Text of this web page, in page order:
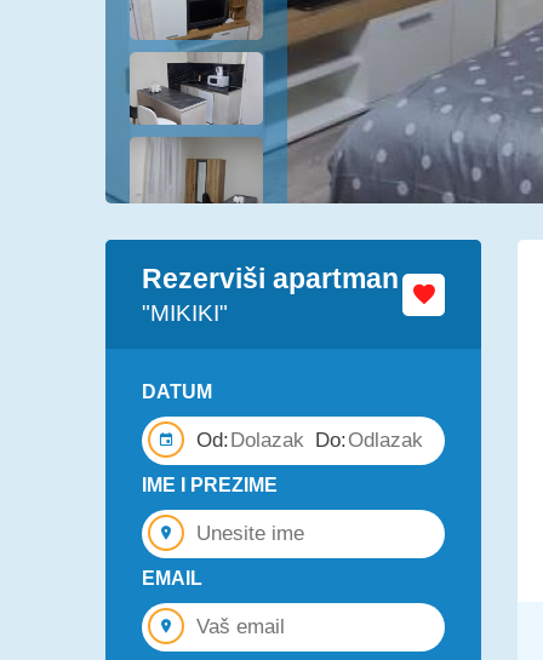
Rezerviši apartman
"MIKIKI"
DATUM
Od: Do:
IME I PREZIME
EMAIL